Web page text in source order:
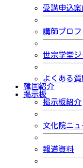
受講申込案
講師プロ
世宗学堂
よくある質
韓国紹介
掲示板
掲示板紹介
文化院ニュ
報道資料